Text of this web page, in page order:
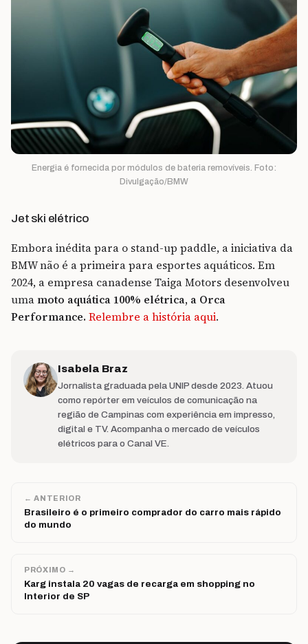
Energia é fornecida por módulos de bateria removíveis. Foto:
Divulgação/BMW
Jet ski elétrico
Embora inédita para o stand-up paddle, a iniciativa da
BMW não é a primeira para esportes aquáticos. Em
2024, a empresa canadense Taiga Motors desenvolveu
uma moto aquática 100% elétrica, a Orca
Performance. Relembre a história aqui.
Isabela Braz
Jornalista graduada pela UNIP desde 2023. Atuou
como repórter em veículos de comunicação na
região de Campinas com experiência em impresso,
digital e TV. Acompanha o mercado de veículos
elétricos para o Canal VE.
← ANTERIOR
Brasileiro é o primeiro comprador do carro mais rápido
do mundo
PRÓXIMO →
Karg instala 20 vagas de recarga em shopping no
Interior de SP